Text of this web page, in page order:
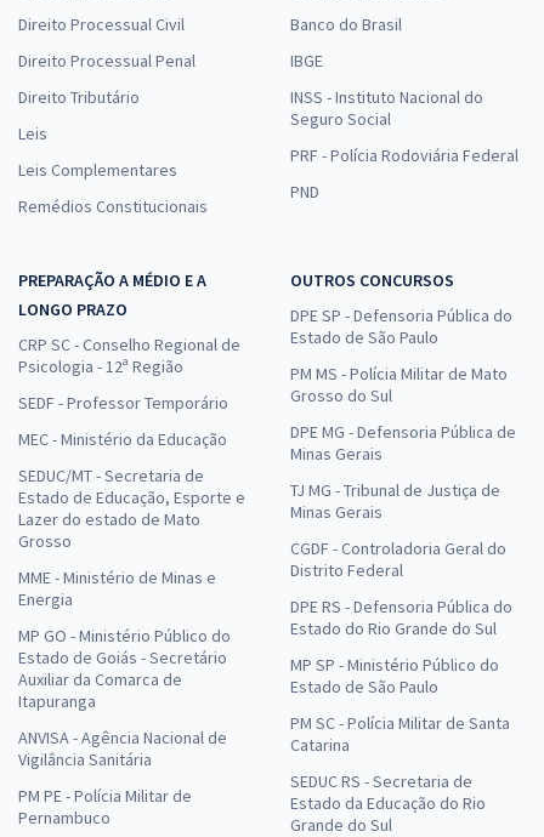
Direito Processual Civil
Direito Processual Penal
Direito Tributário
Leis
Leis Complementares
Remédios Constitucionais
Banco do Brasil
IBGE
INSS - Instituto Nacional do
Seguro Social
PRF - Polícia Rodoviária Federal
PND
PREPARAÇÃO A MÉDIO E A
LONGO PRAZO
CRP SC - Conselho Regional de
Psicologia - 12ª Região
SEDF - Professor Temporário
MEC - Ministério da Educação
SEDUC/MT - Secretaria de
Estado de Educação, Esporte e
Lazer do estado de Mato
Grosso
MME - Ministério de Minas e
Energia
MP GO - Ministério Público do
Estado de Goiás - Secretário
Auxiliar da Comarca de
Itapuranga
ANVISA - Agência Nacional de
Vigilância Sanitária
PM PE - Polícia Militar de
Pernambuco
OUTROS CONCURSOS
DPE SP - Defensoria Pública do
Estado de São Paulo
PM MS - Polícia Militar de Mato
Grosso do Sul
DPE MG - Defensoria Pública de
Minas Gerais
TJ MG - Tribunal de Justiça de
Minas Gerais
CGDF - Controladoria Geral do
Distrito Federal
DPE RS - Defensoria Pública do
Estado do Rio Grande do Sul
MP SP - Ministério Público do
Estado de São Paulo
PM SC - Polícia Militar de Santa
Catarina
SEDUC RS - Secretaria de
Estado da Educação do Rio
Grande do Sul